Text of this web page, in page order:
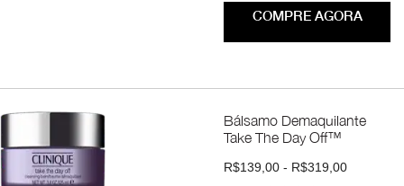
COMPRE AGORA
Bálsamo Demaquilante
Take The Day Off™
R$139,00 - R$319,00